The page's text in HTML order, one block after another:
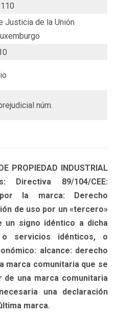
Justicia de la Unión
núm.
PROPIEDAD INDUSTRIAL
Directiva 89/104/CEE:
la marca: Derecho
de uso por un «tercero»
un signo idéntico a dicha
servicios idénticos, o
alcance: derecho
marca comunitaria que se
una marca comunitaria
una declaración
marca.